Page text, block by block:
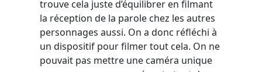
trouve cela juste d’équilibrer en filmant
la réception de la parole chez les autres
personnages aussi. On a donc réfléchi à
un dispositif pour filmer tout cela. On ne
pouvait pas mettre une caméra unique